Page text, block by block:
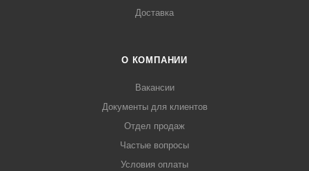
Доставка
О КОМПАНИИ
Вакансии
Документы для клиентов
Отдел продаж
Частые вопросы
Условия оплаты